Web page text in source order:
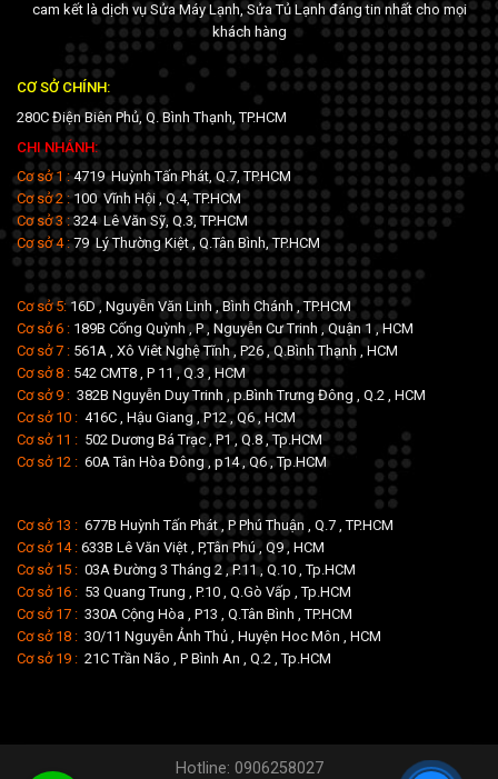
cam kết là dịch vụ Sửa Máy Lạnh, Sửa Tủ Lạnh đáng tin nhất cho mọi
khách hàng
CƠ SỞ CHÍNH:
280C Điện Biên Phủ, Q. Bình Thạnh, TP.HCM
CHI NHÁNH:
Cơ sở 1 :4719 Huỳnh Tấn Phát, Q.7, TP.HCM
Cơ sở 2 :100 Vĩnh Hội , Q.4, TP.HCM
Cơ sở 3 :324 Lê Văn Sỹ, Q.3, TP.HCM
Cơ sở 4 :79 Lý Thường Kiệt , Q.Tân Bình, TP.HCM
Cơ sở 5:16D , Nguyễn Văn Linh , Bình Chánh , TP.HCM
Cơ sở 6 : 189B Cống Quỳnh , P , Nguyễn Cư Trinh , Quận 1 , HCM
Cơ sở 7 : 561A , Xô Viêt Nghệ Tĩnh , P26 , Q.Bình Thạnh , HCM
Cơ sở 8 : 542 CMT8 , P 11 , Q.3 , HCM
Cơ sở 9 : 382B Nguyễn Duy Trinh , p.Bình Trưng Đông , Q.2 , HCM
Cơ sở 10 : 416C , Hậu Giang , P12 , Q6 , HCM
Cơ sở 11 : 502 Dương Bá Trạc , P1 , Q.8 , Tp.HCM
Cơ sở 12 : 60A Tân Hòa Đông , p14 , Q6 , Tp.HCM
Cơ sở 13 : 677B Huỳnh Tấn Phát , P Phú Thuận , Q.7 , TP.HCM
Cơ sở 14 : 633B Lê Văn Việt , P,Tân Phú , Q9 , HCM
Cơ sở 15 : 03A Đường 3 Tháng 2 , P.11 , Q.10 , Tp.HCM
Cơ sở 16 : 53 Quang Trung , P.10 , Q.Gò Vấp , Tp.HCM
Cơ sở 17 : 330A Cộng Hòa , P13 , Q.Tân Bình , TP.HCM
Cơ sở 18 : 30/11 Nguyễn Ảnh Thủ , Huyện Hoc Môn , HCM
Cơ sở 19 : 21C Trần Não , P Bình An , Q.2 , Tp.HCM
Hotline: 0906258027